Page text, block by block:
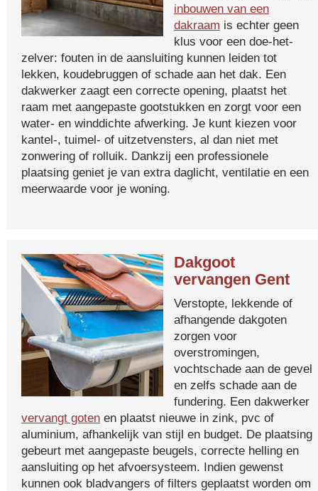
inbouwen van een
dakraam is echter geen
klus voor een doe-het-
zelver: fouten in de aansluiting kunnen leiden tot
lekken, koudebruggen of schade aan het dak. Een
dakwerker zaagt een correcte opening, plaatst het
raam met aangepaste gootstukken en zorgt voor een
water- en winddichte afwerking. Je kunt kiezen voor
kantel-, tuimel- of uitzetvensters, al dan niet met
zonwering of rolluik. Dankzij een professionele
plaatsing geniet je van extra daglicht, ventilatie en een
meerwaarde voor je woning.
Dakgoot
vervangen Gent
Verstopte, lekkende of
afhangende dakgoten
zorgen voor
overstromingen,
vochtschade aan de gevel
en zelfs schade aan de
fundering. Een dakwerker
vervangt goten en plaatst nieuwe in zink, pvc of
aluminium, afhankelijk van stijl en budget. De plaatsing
gebeurt met aangepaste beugels, correcte helling en
aansluiting op het afvoersysteem. Indien gewenst
kunnen ook bladvangers of filters geplaatst worden om